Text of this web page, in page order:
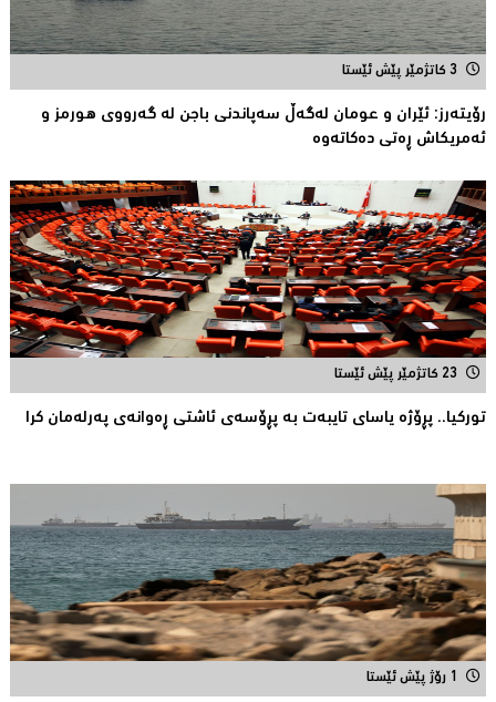
3 کاتژمێر پێش ئێستا
رۆیتەرز: ئێران و عومان لەگەڵ سەپاندنی باجن لە گەرووی هورمز و
ئەمریکاش ڕەتی دەکاتەوە
23 کاتژمێر پێش ئێستا
توركیا.. پڕۆژه‌ یاسای تایبه‌ت به‌ پڕۆسه‌ی ئاشتی ڕه‌وانه‌ی په‌رله‌مان كرا
1 رۆژ پێش ئێستا